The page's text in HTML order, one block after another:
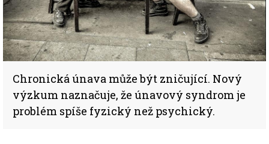
Chronická únava může být zničující. Nový
výzkum naznačuje, že únavový syndrom je
problém spíše fyzický než psychický.